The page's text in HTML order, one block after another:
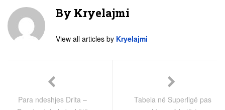
By Kryelajmi
View all articles by Kryelajmi
Para ndeshjes Drita –
Tabela në Superligë pas